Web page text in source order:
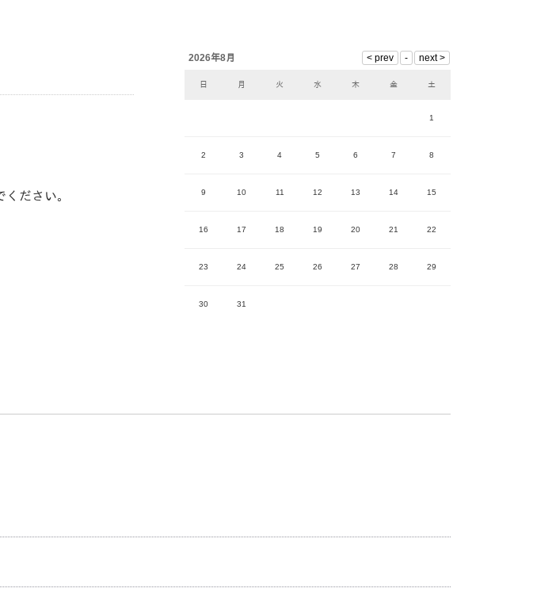
ださい。
2026年8月
日 月 火 水 木 金 土
1
2 3 4 5 6 7 8
9 10 11 12 13 14 15
16 17 18 19 20 21 22
23 24 25 26 27 28 29
30 31